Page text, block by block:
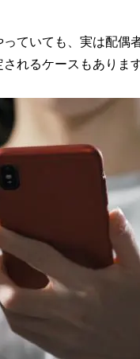
っていても、実は配偶
れるケースもあります